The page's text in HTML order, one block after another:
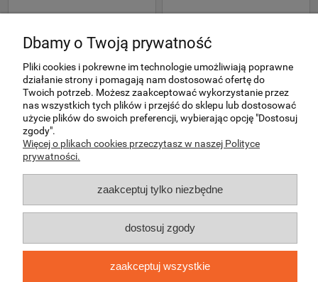
259,00 zł 399,00 zł
(netto:210,57 zł 324,39 zł)
do koszyka
248,90 zł
(netto:202,36 zł 316,99 zł)
do koszyka
promocja promocja
Dbamy o Twoją prywatność
Pliki cookies i pokrewne im technologie umożliwiają poprawne
działanie strony i pomagają nam dostosować ofertę do
Twoich potrzeb. Możesz zaakceptować wykorzystanie przez
nas wszystkich tych plików i przejść do sklepu lub dostosować
użycie plików do swoich preferencji, wybierając opcję "Dostosuj
zgody".
Więcej o plikach cookies przeczytasz w naszej Polityce
prywatności.
zaakceptuj tylko niezbędne
dostosuj zgody
zaakceptuj wszystkie